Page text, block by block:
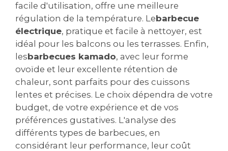
facile d'utilisation, offre une meilleure
régulation de la température. Lebarbecue
électrique, pratique et facile à nettoyer, est
idéal pour les balcons ou les terrasses. Enfin,
lesbarbecues kamado, avec leur forme
ovoïde et leur excellente rétention de
chaleur, sont parfaits pour des cuissons
lentes et précises. Le choix dépendra de votre
budget, de votre expérience et de vos
préférences gustatives. L'analyse des
différents types de barbecues, en
considérant leur performance, leur coût